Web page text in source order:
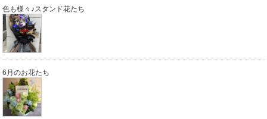
色も様々♪スタンド花たち
6月のお花たち